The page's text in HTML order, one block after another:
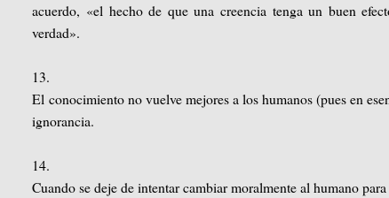
acuerdo, «el hecho de que una creencia tenga un buen
verdad».
13.
El conocimiento no vuelve mejores a los humanos (pues en
ignorancia.
14.
Cuando se deje de intentar cambiar moralmente al humano